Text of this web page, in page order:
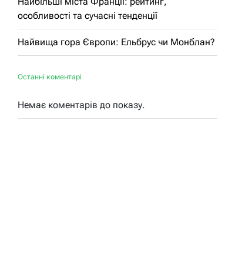
особливості та сучасні тенденції
Найвища гора Європи: Ельбрус чи Монблан?
Останні коментарі
Немає коментарів до показу.